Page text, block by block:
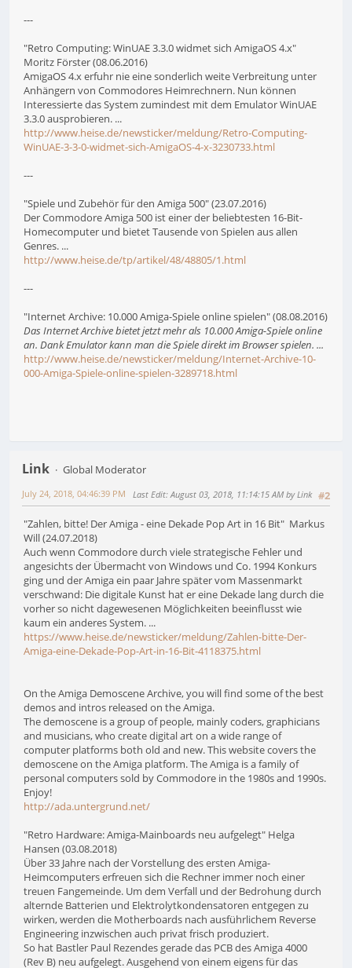
---
"Retro Computing: WinUAE 3.3.0 widmet sich AmigaOS 4.x"
Moritz Förster (08.06.2016)
AmigaOS 4.x erfuhr nie eine sonderlich weite Verbreitung unter
Anhängern von Commodores Heimrechnern. Nun können
Interessierte das System zumindest mit dem Emulator WinUAE
3.3.0 ausprobieren. ...
http://www.heise.de/newsticker/meldung/Retro-Computing-
WinUAE-3-3-0-widmet-sich-AmigaOS-4-x-3230733.html
---
"Spiele und Zubehör für den Amiga 500" (23.07.2016)
Der Commodore Amiga 500 ist einer der beliebtesten 16-Bit-
Homecomputer und bietet Tausende von Spielen aus allen
Genres. ...
http://www.heise.de/tp/artikel/48/48805/1.html
---
"Internet Archive: 10.000 Amiga-Spiele online spielen" (08.08.2016)
Das Internet Archive bietet jetzt mehr als 10.000 Amiga-Spiele online
an. Dank Emulator kann man die Spiele direkt im Browser spielen. ...
http://www.heise.de/newsticker/meldung/Internet-Archive-10-
000-Amiga-Spiele-online-spielen-3289718.html
Link
Global Moderator
#2
July 24, 2018, 04:46:39 PM Last Edit: August 03, 2018, 11:14:15 AM by Link
"Zahlen, bitte! Der Amiga - eine Dekade Pop Art in 16 Bit" Markus
Will (24.07.2018)
Auch wenn Commodore durch viele strategische Fehler und
angesichts der Übermacht von Windows und Co. 1994 Konkurs
ging und der Amiga ein paar Jahre später vom Massenmarkt
verschwand: Die digitale Kunst hat er eine Dekade lang durch die
vorher so nicht dagewesenen Möglichkeiten beeinflusst wie
kaum ein anderes System. ...
https://www.heise.de/newsticker/meldung/Zahlen-bitte-Der-
Amiga-eine-Dekade-Pop-Art-in-16-Bit-4118375.html
On the Amiga Demoscene Archive, you will find some of the best
demos and intros released on the Amiga.
The demoscene is a group of people, mainly coders, graphicians
and musicians, who create digital art on a wide range of
computer platforms both old and new. This website covers the
demoscene on the Amiga platform. The Amiga is a family of
personal computers sold by Commodore in the 1980s and 1990s.
Enjoy!
http://ada.untergrund.net/
"Retro Hardware: Amiga-Mainboards neu aufgelegt" Helga
Hansen (03.08.2018)
Über 33 Jahre nach der Vorstellung des ersten Amiga-
Heimcomputers erfreuen sich die Rechner immer noch einer
treuen Fangemeinde. Um dem Verfall und der Bedrohung durch
alternde Batterien und Elektrolytkondensatoren entgegen zu
wirken, werden die Motherboards nach ausführlichem Reverse
Engineering inzwischen auch privat frisch produziert.
So hat Bastler Paul Rezendes gerade das PCB des Amiga 4000
(Rev B) neu aufgelegt. Ausgehend von einem eigens für das